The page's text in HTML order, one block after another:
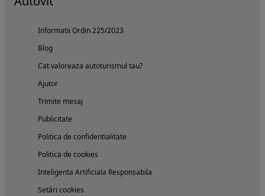
Informatii Ordin 225/2023
Blog
Cat valoreaza autoturismul tau?
Ajutor
Trimite mesaj
Publicitate
Politica de confidentialitate
Politica de cookies
Inteligenta Artificiala Responsabila
Setări cookies